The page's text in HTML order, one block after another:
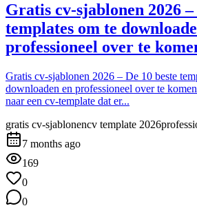
Gratis cv-sjablonen 2026 –
templates om te
professioneel over te
Gratis cv-sjablonen 2026 – De 10 beste
downloaden en professioneel over te
naar een cv‑template dat er...
gratis cv-sjablonencv template 2026
7 months ago
169
0
0